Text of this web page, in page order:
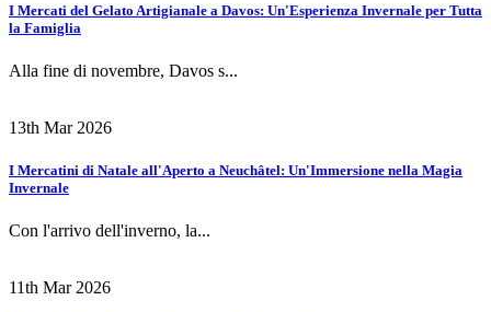
I Mercati del Gelato Artigianale a Davos: Un'Esperienza Invernale per Tutta
la Famiglia
Alla fine di novembre, Davos s...
13th Mar 2026
I Mercatini di Natale all'Aperto a Neuchâtel: Un'Immersione nella Magia
Invernale
Con l'arrivo dell'inverno, la...
11th Mar 2026